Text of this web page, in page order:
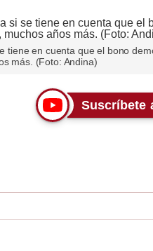
tiene en cuenta que el bono
más. (Foto: Andina)
Suscríbete